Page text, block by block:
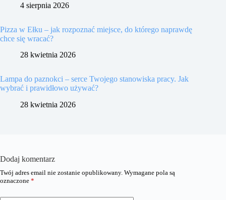
4 sierpnia 2026
Pizza w Ełku – jak rozpoznać miejsce, do którego naprawdę
chce się wracać?
28 kwietnia 2026
Lampa do paznokci – serce Twojego stanowiska pracy. Jak
wybrać i prawidłowo używać?
28 kwietnia 2026
Dodaj komentarz
Twój adres email nie zostanie opublikowany. Wymagane pola są
oznaczone *